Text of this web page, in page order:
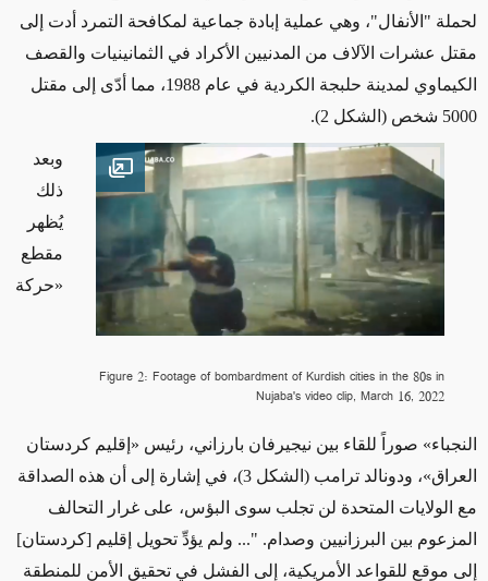
لحملة "الأنفال"، وهي عملية إبادة جماعية لمكافحة التمرد أدت إلى
مقتل عشرات الآلاف من المدنيين الأكراد في الثمانينيات والقصف
الكيماوي لمدينة
حلبجة الكردية في عام 1988، مما أدّى إلى مقتل
5000 شخص
(الشكل 2) .
Open image
Figure 2: Footage of bombardment of Kurdish cities in the 80s in
Nujaba's video clip, March 16, 2022
وبعد
ذلك
يُظهر
مقطع
«حركة
النجباء» صوراً للقاء بين نيجيرفان بارزاني، رئيس « إقليم كردستان
العراق»، ودونالد ترامب (الشكل 3)
، في إشارة إلى أن هذه الصداقة
مع الولايات المتحدة لن تجلب سوى البؤس، على غرار التحالف
المزعوم بين البرزانيين وصدام. "... ولم يؤدِّ تحويل إقليم [كردستان]
إلى موقع للقواعد الأمريكية، إلى الفشل في تحقيق الأمن للمنطقة